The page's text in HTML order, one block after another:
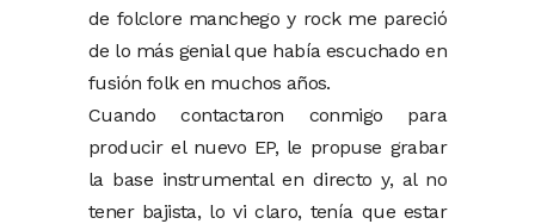
de folclore manchego y rock me pareció
de lo más genial que había escuchado en
fusión folk en muchos años.
Cuando contactaron conmigo para
producir el nuevo EP, le propuse grabar
la base instrumental en directo y, al no
tener bajista, lo vi claro, tenía que estar